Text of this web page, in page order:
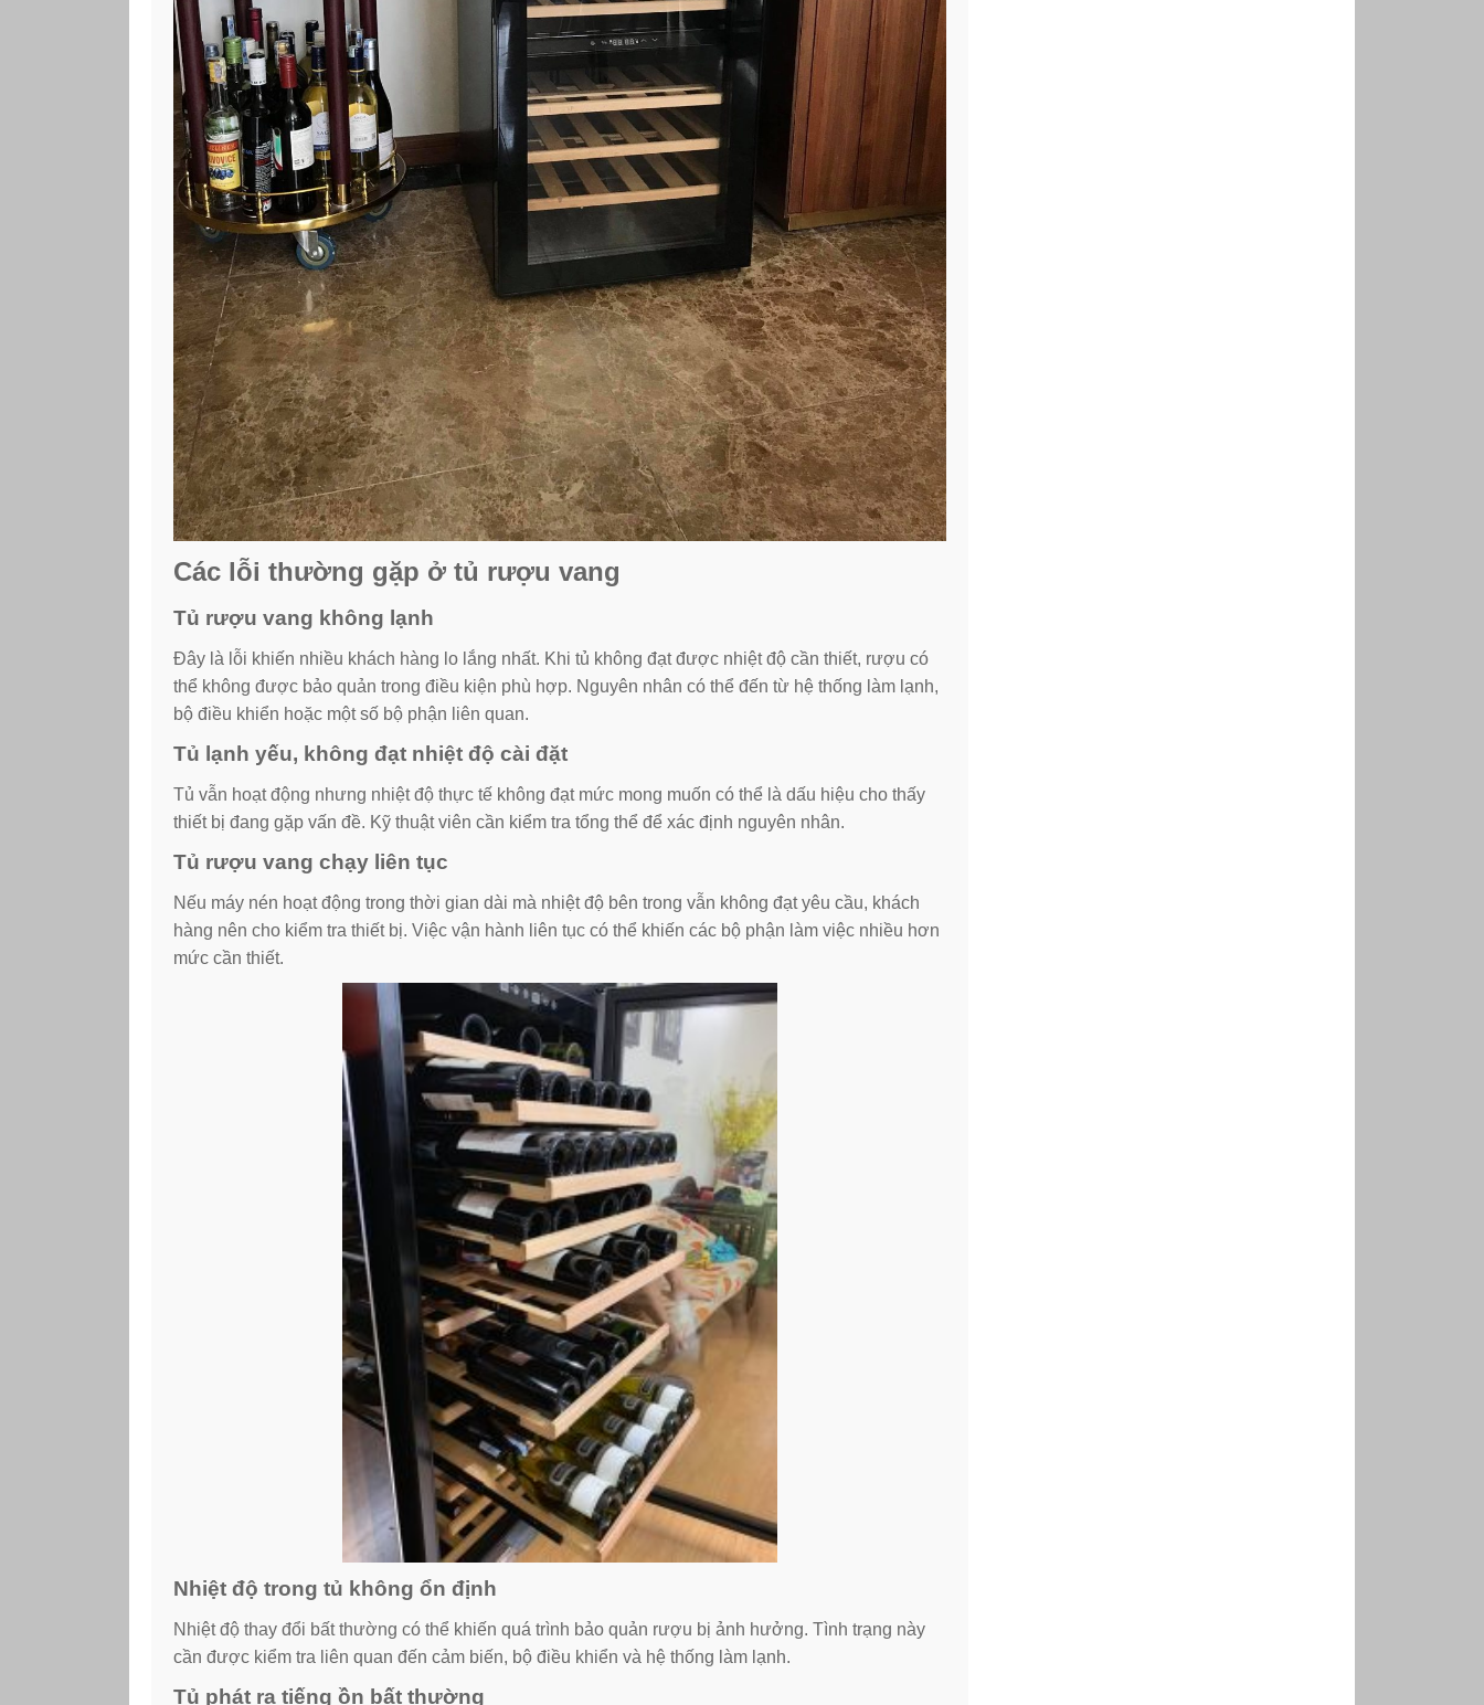
Các lỗi thường gặp ở tủ rượu vang
Tủ rượu vang không lạnh
Đây là lỗi khiến nhiều khách hàng lo lắng nhất. Khi tủ không đạt được nhiệt độ cần thiết, rượu có
thể không được bảo quản trong điều kiện phù hợp. Nguyên nhân có thể đến từ hệ thống làm lạnh,
bộ điều khiển hoặc một số bộ phận liên quan.
Tủ lạnh yếu, không đạt nhiệt độ cài đặt
Tủ vẫn hoạt động nhưng nhiệt độ thực tế không đạt mức mong muốn có thể là dấu hiệu cho thấy
thiết bị đang gặp vấn đề. Kỹ thuật viên cần kiểm tra tổng thể để xác định nguyên nhân.
Tủ rượu vang chạy liên tục
Nếu máy nén hoạt động trong thời gian dài mà nhiệt độ bên trong vẫn không đạt yêu cầu, khách
hàng nên cho kiểm tra thiết bị. Việc vận hành liên tục có thể khiến các bộ phận làm việc nhiều hơn
mức cần thiết.
Nhiệt độ trong tủ không ổn định
Nhiệt độ thay đổi bất thường có thể khiến quá trình bảo quản rượu bị ảnh hưởng. Tình trạng này
cần được kiểm tra liên quan đến cảm biến, bộ điều khiển và hệ thống làm lạnh.
Tủ phát ra tiếng ồn bất thường